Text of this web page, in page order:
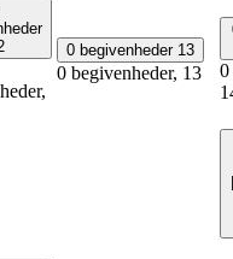
0 begivenheder 13
0 begivenheder, 13
0